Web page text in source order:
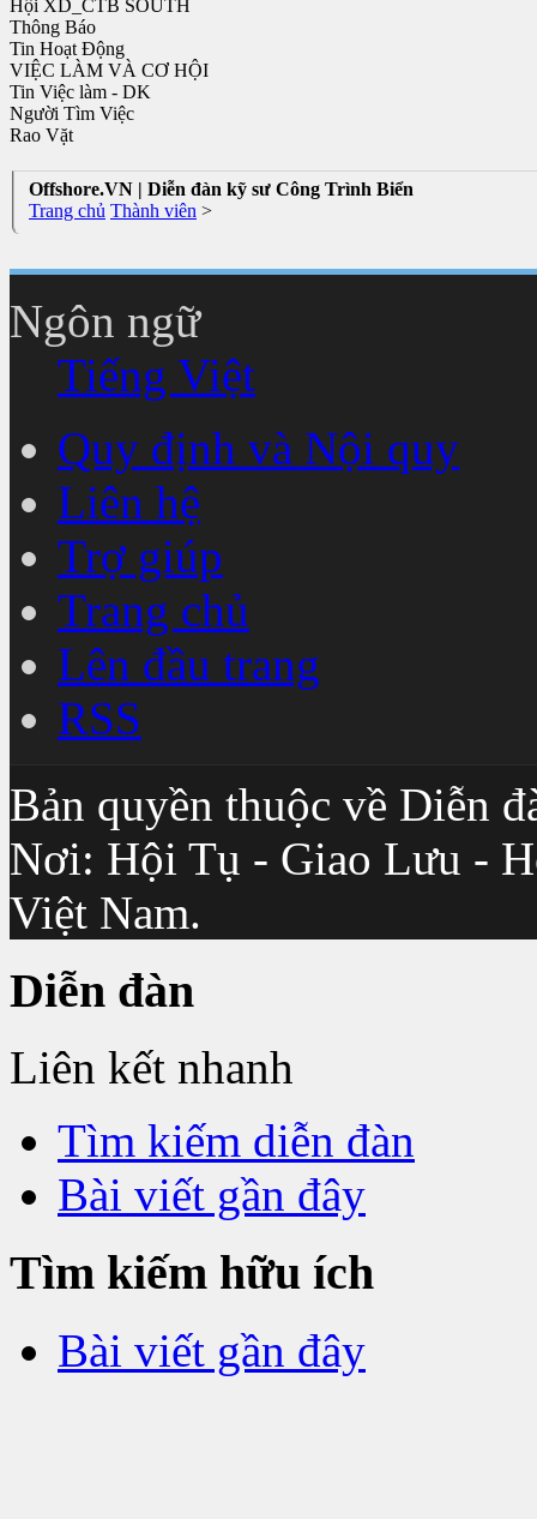
Hội XD_CTB SOUTH
Thông Báo
Tin Hoạt Động
VIỆC LÀM VÀ CƠ HỘI
Tin Việc làm - DK
Người Tìm Việc
Rao Vặt
Offshore.VN | Diễn đàn kỹ sư Công Trình Biển
Trang chủ Thành viên >
Ngôn ngữ
Tiếng Việt
Quy định và Nội quy
Liên hệ
Trợ giúp
Trang chủ
Lên đầu trang
RSS
Bản quyền thuộc về Diễn
Nơi: Hội Tụ - Giao Lưu -
Việt Nam.
Diễn đàn
Liên kết nhanh
Tìm kiếm diễn đàn
Bài viết gần đây
Tìm kiếm hữu ích
Bài viết gần đây